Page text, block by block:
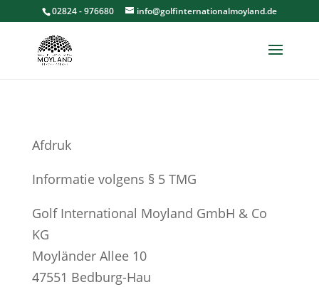
02824 - 976680 info@golfinternationalmoyland.de
Afdruk
Informatie volgens § 5 TMG
Golf International Moyland GmbH & Co
KG
Moyländer Allee 10
47551 Bedburg-Hau